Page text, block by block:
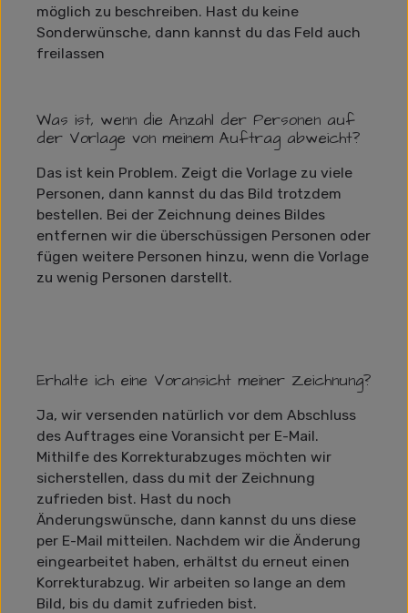
möglich zu beschreiben. Hast du keine
Sonderwünsche, dann kannst du das Feld auch
freilassen
Was ist, wenn die Anzahl der Personen auf
der Vorlage von meinem Auftrag abweicht?
Das ist kein Problem. Zeigt die Vorlage zu viele
Personen, dann kannst du das Bild trotzdem
bestellen. Bei der Zeichnung deines Bildes
entfernen wir die überschüssigen Personen oder
fügen weitere Personen hinzu, wenn die Vorlage
zu wenig Personen darstellt.
Erhalte ich eine Voransicht meiner Zeichnung?
Ja, wir versenden natürlich vor dem Abschluss
des Auftrages eine Voransicht per E-Mail.
Mithilfe des Korrekturabzuges möchten wir
sicherstellen, dass du mit der Zeichnung
zufrieden bist. Hast du noch
Änderungswünsche, dann kannst du uns diese
per E-Mail mitteilen. Nachdem wir die Änderung
eingearbeitet haben, erhältst du erneut einen
Korrekturabzug. Wir arbeiten so lange an dem
Bild, bis du damit zufrieden bist.